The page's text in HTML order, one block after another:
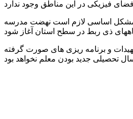
مشکل اساسی لازم است نهضت مدرسه
و برنامه ریزی های صورت گرفته